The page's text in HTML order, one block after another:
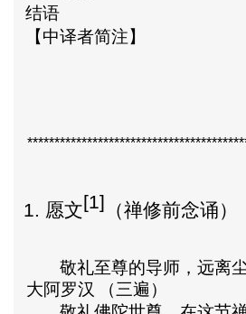
结语
【中译者简注】
1. 愿文[1] （禅修前念诵）
敬礼至尊的导师，远离
大阿罗汉
（三遍）